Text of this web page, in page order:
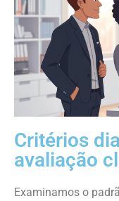
Critérios
avaliação
Examinamos o